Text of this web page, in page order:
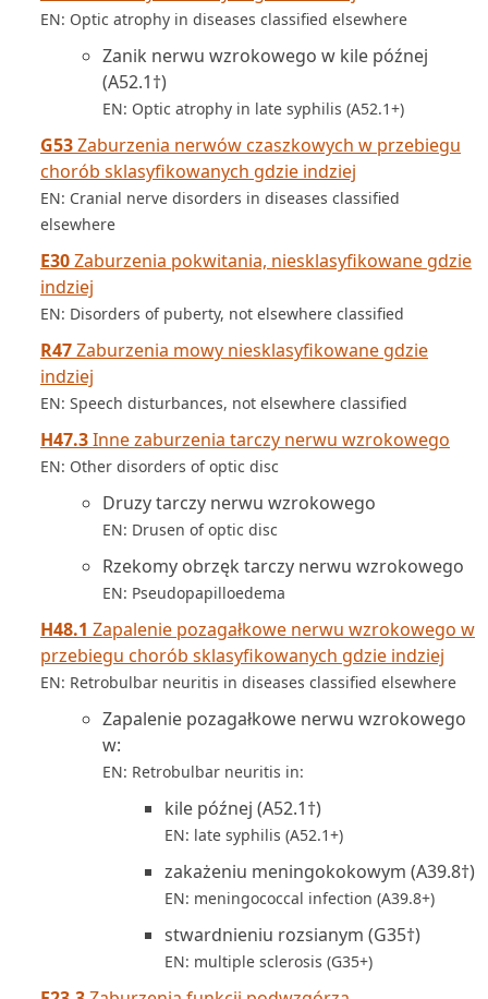
EN: Optic atrophy in diseases classified elsewhere
Zanik nerwu wzrokowego w kile późnej
(A52.1†)
EN: Optic atrophy in late syphilis (A52.1+)
G53Zaburzenia nerwów czaszkowych w przebiegu
chorób sklasyfikowanych gdzie indziej
EN: Cranial nerve disorders in diseases classified
elsewhere
E30Zaburzenia pokwitania, niesklasyfikowane gdzie
indziej
EN: Disorders of puberty, not elsewhere classified
R47Zaburzenia mowy niesklasyfikowane gdzie
indziej
EN: Speech disturbances, not elsewhere classified
H47.3Inne zaburzenia tarczy nerwu wzrokowego
EN: Other disorders of optic disc
Druzy tarczy nerwu wzrokowego
EN: Drusen of optic disc
Rzekomy obrzęk tarczy nerwu wzrokowego
EN: Pseudopapilloedema
H48.1 Zapalenie pozagałkowe nerwu wzrokowego w
przebiegu chorób sklasyfikowanych gdzie indziej
EN: Retrobulbar neuritis in diseases classified elsewhere
Zapalenie pozagałkowe nerwu wzrokowego
w:
EN: Retrobulbar neuritis in:
kile późnej (A52.1†)
EN: late syphilis (A52.1+)
zakażeniu meningokokowym (A39.8†)
EN: meningococcal infection (A39.8+)
stwardnieniu rozsianym (G35†)
EN: multiple sclerosis (G35+)